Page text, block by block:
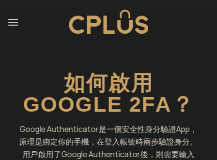
如何啟用
GOOGLE 2FA？
Google Authenticator是一個安全性身分驗證App，
原理是綁定你的手機，在登入帳號時兩步驗證身分。
用戶啟用了Google Authenticator後，則需要輸入